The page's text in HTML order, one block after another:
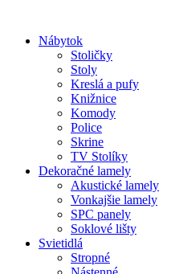
obsah
Nábytok
Stoličky
Stoly
Kreslá a pufy
Knižnice
Komody
Police
Skrine
TV Stolíky
Dekoračné lamely
Akustické lamely
Vonkajšie lamely
SPC panely
Soklové lišty
Svietidlá
Stropné